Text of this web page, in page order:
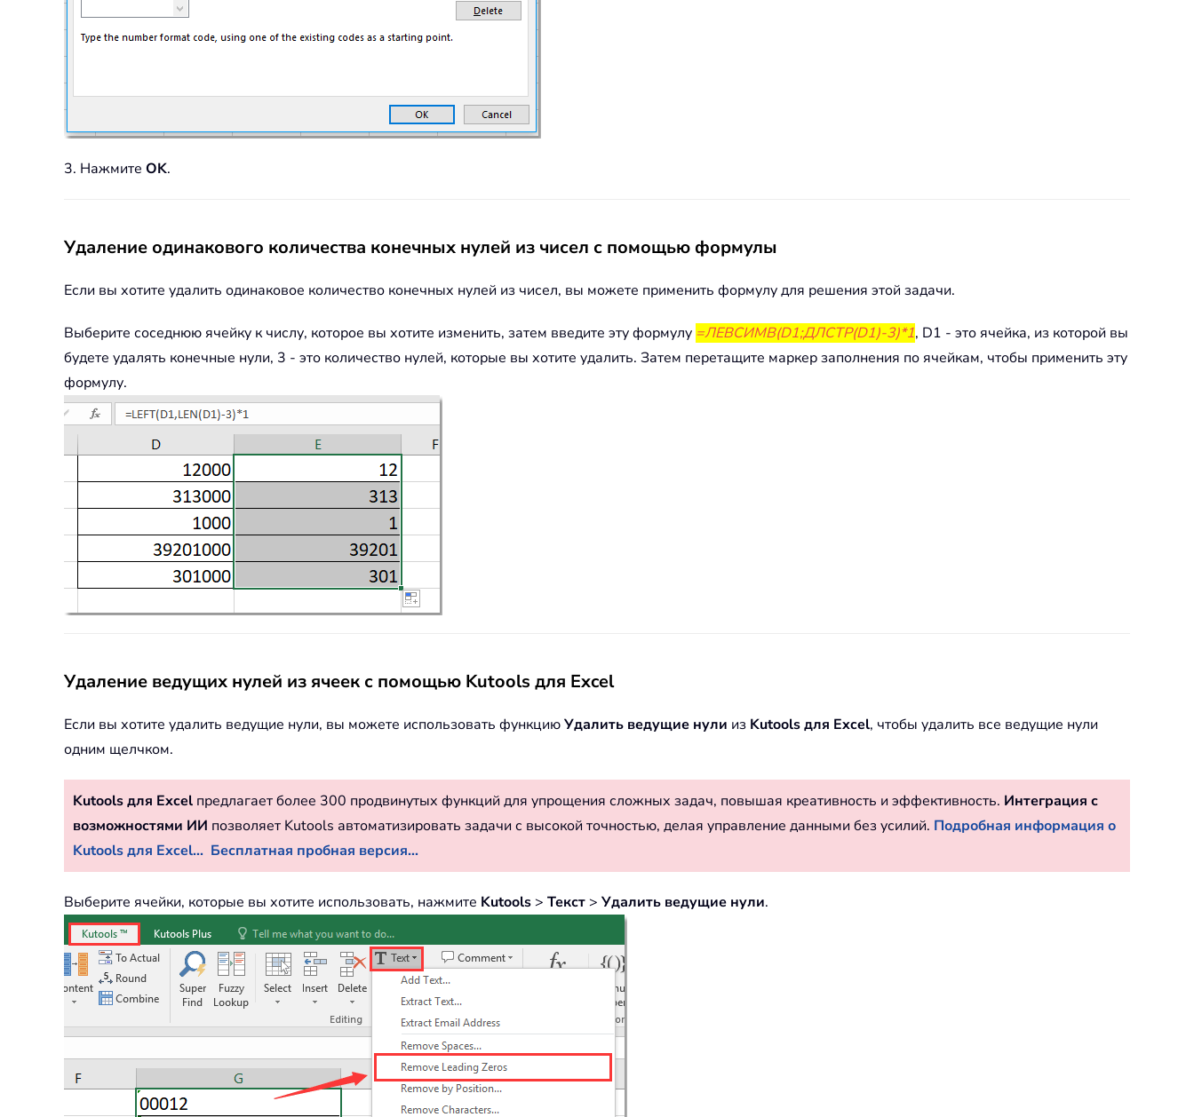
3. Нажмите OK.
Удаление одинакового количества конечных нулей из чисел с помощью формулы
Если вы хотите удалить одинаковое количество конечных нулей из чисел, вы можете применить формулу для решения этой задачи.
Выберите соседнюю ячейку к числу, которое вы хотите изменить, затем введите эту формулу =ЛЕВСИМВ(D1;ДЛСТР(D1)-3)*1, D1 - это ячейка, из которой вы
будете удалять конечные нули, 3 - это количество нулей, которые вы хотите удалить. Затем перетащите маркер заполнения по ячейкам, чтобы применить эту
формулу.
Удаление ведущих нулей из ячеек с помощью Kutools для Excel
Если вы хотите удалить ведущие нули, вы можете использовать функциюУдалить ведущие нули из Kutools для Excel, чтобы удалить все ведущие нули
одним щелчком.
Kutools для Excel предлагает более 300 продвинутых функций для упрощения сложных задач, повышая креативность и эффективность. Интеграция с
возможностями ИИ позволяет Kutools автоматизировать задачи с высокой точностью, делая управление данными без усилий. Подробная информация о
Kutools для Excel... Бесплатная пробная версия...
Выберите ячейки, которые вы хотите использовать, нажмите Kutools > Текст > Удалить ведущие нули.